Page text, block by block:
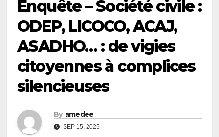
Enquête – Société civile :
ODEP, LICOCO, ACAJ,
ASADHO… : de vigies
citoyennes à complices
silencieuses
By amedee
SEP 15, 2025